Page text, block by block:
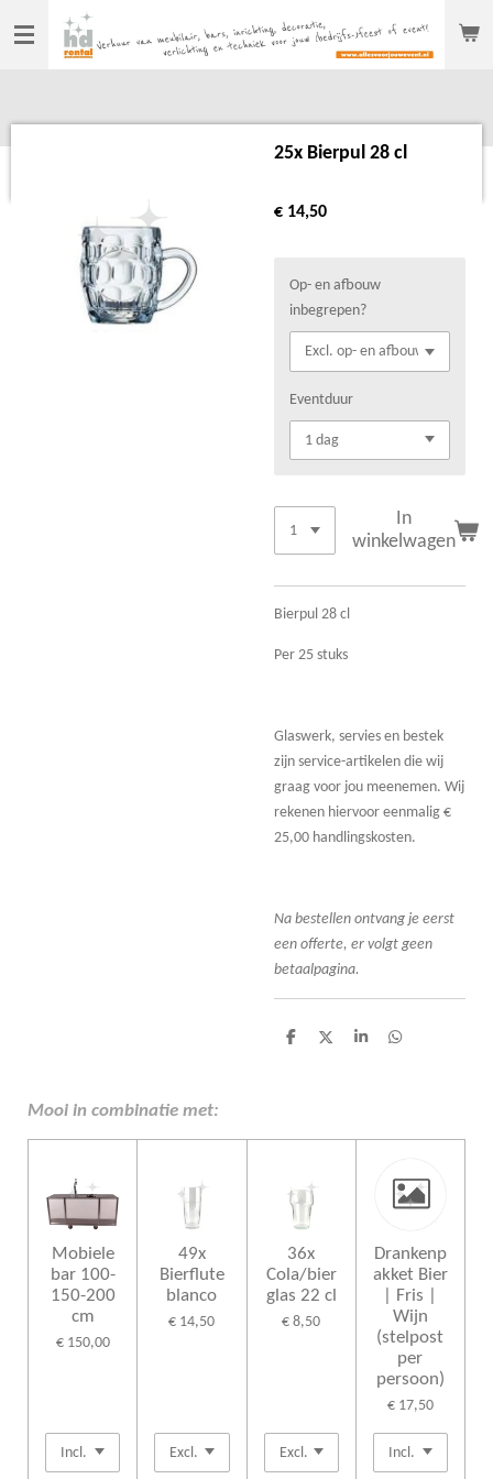
Ga
direct
hoofdinhoud
25x Bierpul 28 cl
€ 14,50
Op- en afbouw
inbegrepen?
Eventduur
In
winkelwagen
Bierpul 28 cl
Per 25 stuks
Glaswerk, servies en bestek
zijn service-artikelen die wij
graag voor jou meenemen. Wij
rekenen hiervoor eenmalig €
25,00 handlingskosten.
Na bestellen ontvang je eerst
een offerte, er volgt geen
betaalpagina.
D
D
S
D
Mooi in combinatie met:
Mobiele
bar 100-
150-200
cm
€ 150,00
49x
Bierflute
blanco
€ 14,50
36x
Cola/bier
glas 22 cl
€ 8,50
Drankenp
akket Bier
| Fris |
Wijn
(stelpost
per
persoon)
€ 17,50